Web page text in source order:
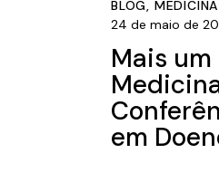
BLOG,
24 de maio de
Mais
em